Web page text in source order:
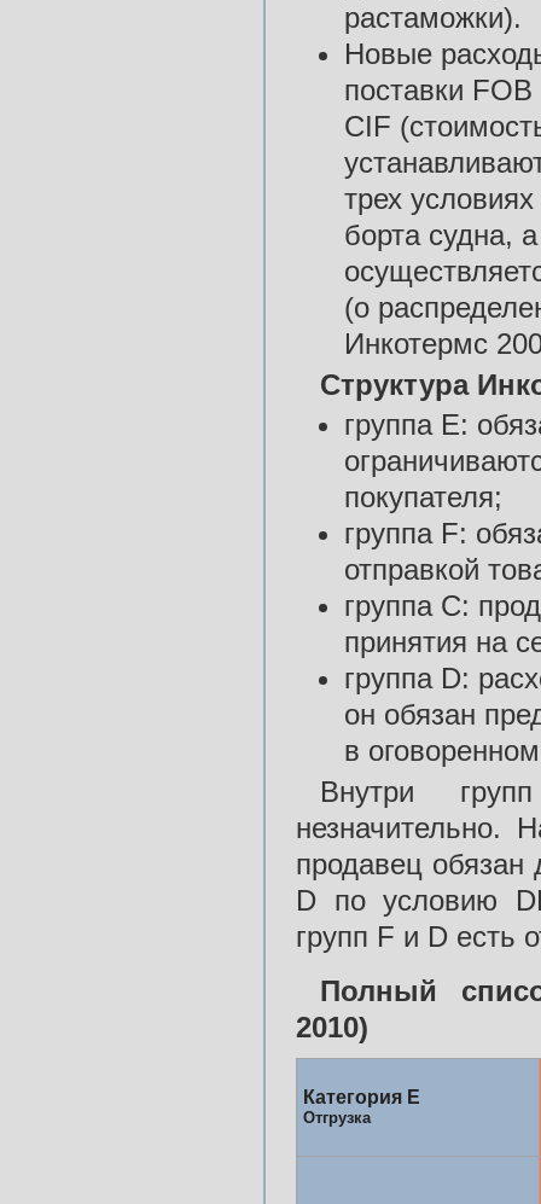
растаможки).
Новые
поставки
CIF
трех
борта судна,
(о
Инкотермс
Структура
группа Е:
покупателя;
группа F:
отправкой
группа С:
принятия на
группа D:
он обязан
в
Внутри
продавец обязан
D по условию
групп F и D есть
Полный
2010)
Категория E
Отгрузка